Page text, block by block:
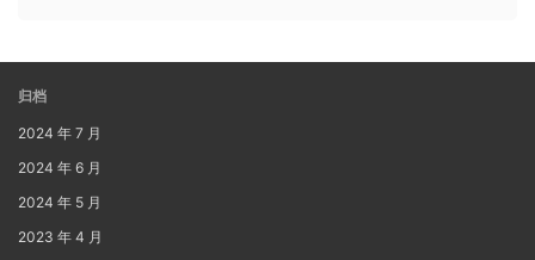
归档
2024 年 7 月
2024 年 6 月
2024 年 5 月
2023 年 4 月